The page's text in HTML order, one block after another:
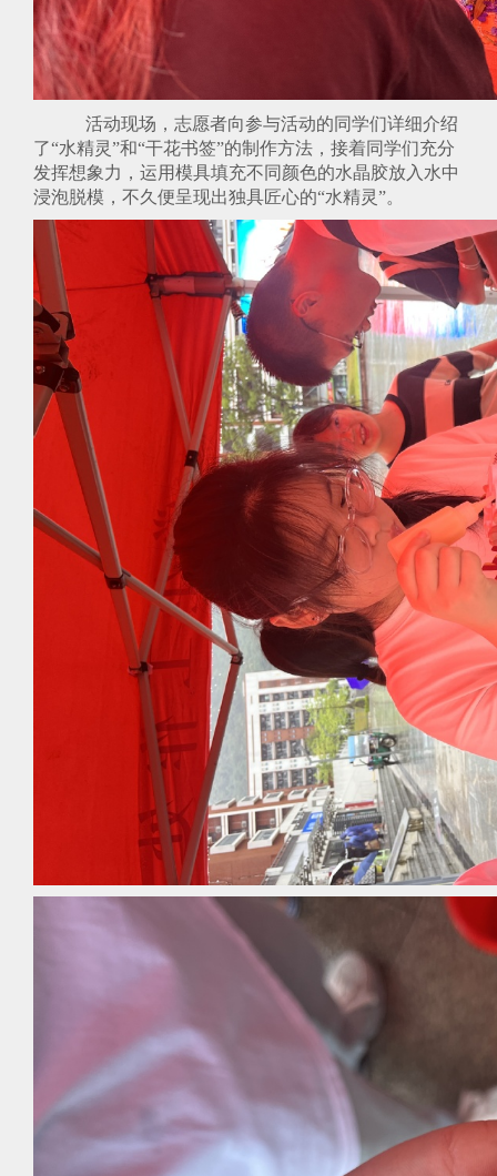
活动现场，志愿者向参与活动的同学们详细介绍
了“水精灵”和“干花书签”的制作方法，接着同学们充分
发挥想象力，运用模具填充不同颜色的水晶胶放入水中
浸泡脱模，不久便呈现出独具匠心的“水精灵”。